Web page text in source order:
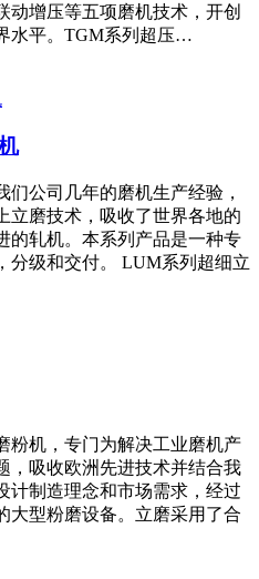
动增压等五项磨机技术，开创
水平。TGM系列超压…
们公司几年的磨机生产经验，
立磨技术，吸收了世界各地的
的轧机。本系列产品是一种专
分级和交付。 LUM系列超细立
粉机，专门为解决工业磨机产
，吸收欧洲先进技术并结合我
计制造理念和市场需求，经过
大型粉磨设备。立磨采用了合